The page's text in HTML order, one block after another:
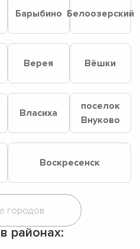
Барыбино Белоозерский
Верея Вёшки
Власиха
поселок
Внуково
Воскресенск
районах: